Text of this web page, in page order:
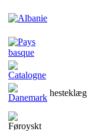
hesteklæg